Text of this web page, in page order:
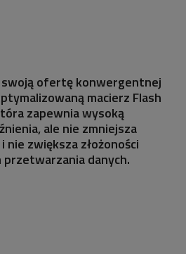
swoją ofertę konwergentnej
macierz Flash
zapewnia wysoką
ale nie zmniejsza
nie zwiększa złożoności
danych.